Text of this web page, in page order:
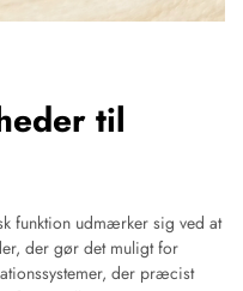
til
funktion udmærker sig ved at
der gør det muligt for
der præcist